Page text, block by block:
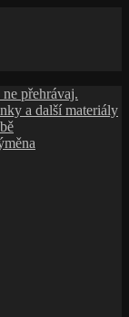
přehrávaj.
a další materiály